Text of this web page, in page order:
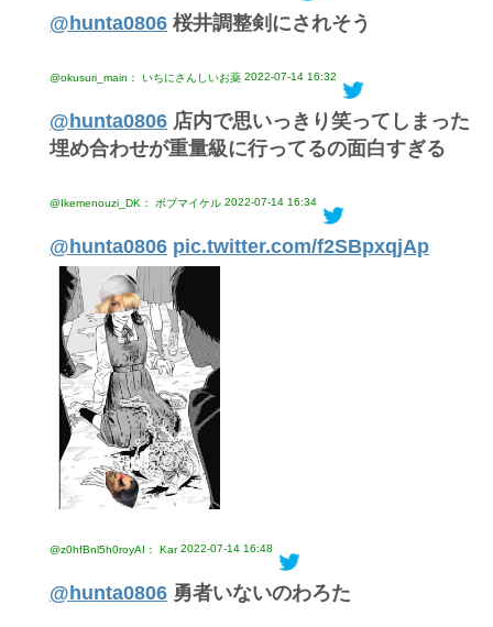
@hunta0806 桜井調整剣にされそう
@okusuri_main： いちにさんしいお薬 2022-07-14 16:32
@hunta0806 店内で思いっきり笑ってしまった
埋め合わせが重量級に行ってるの面白すぎる
@Ikemenouzi_DK： ボブマイケル 2022-07-14 16:34
@hunta0806 pic.twitter.com/f2SBpxqjAp
@z0hfBnl5h0royAI： Kar 2022-07-14 16:48
@hunta0806 勇者いないのわろた